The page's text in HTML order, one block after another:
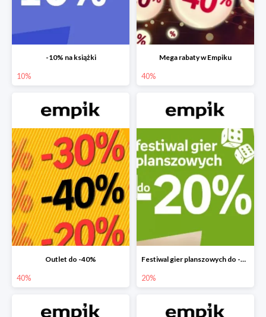
-10% na książki
10%
Mega rabaty w Empiku
40%
Outlet do -40%
40%
Festiwal gier planszowych do -20%
20%